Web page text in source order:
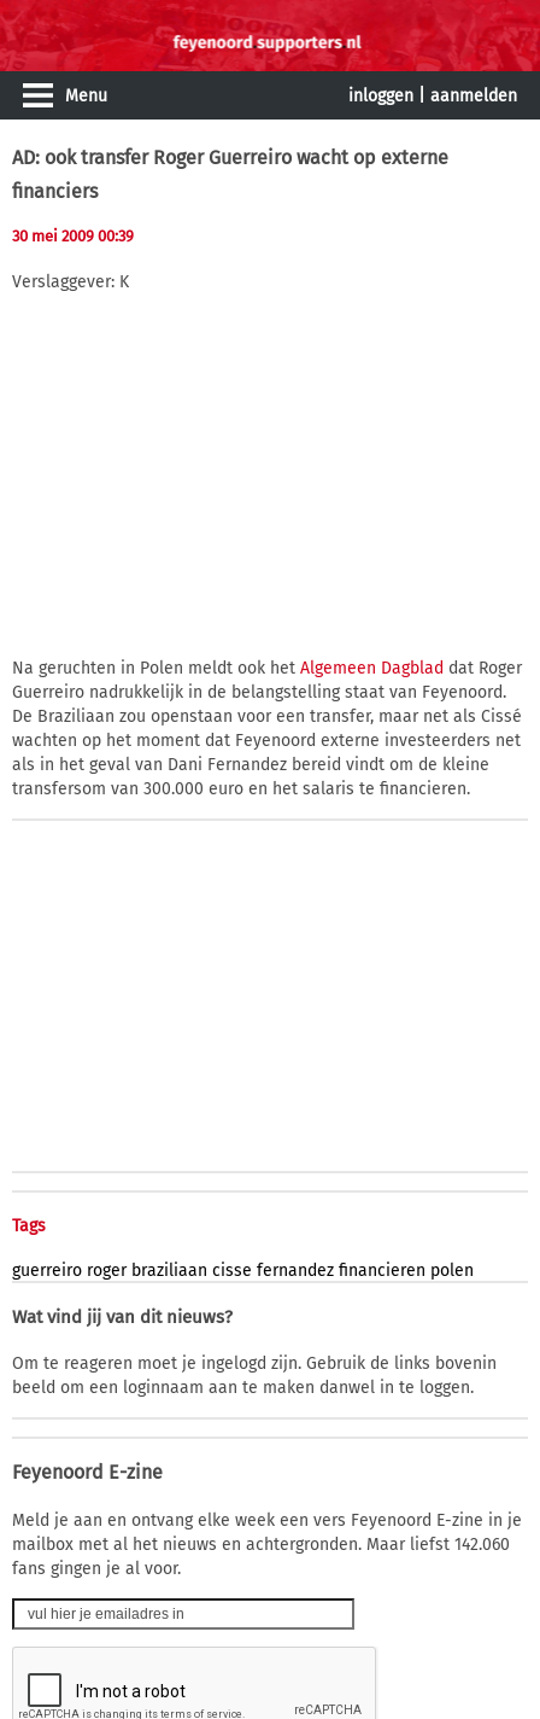
Menu inloggen aanmelden
AD: ook transfer Roger Guerreiro wacht op externe
financiers
30 mei 2009 00:39
Verslaggever: K
Na geruchten in Polen meldt ook het Algemeen Dagblad dat Roger
Guerreiro nadrukkelijk in de belangstelling staat van Feyenoord.
De Braziliaan zou openstaan voor een transfer, maar net als Cissé
wachten op het moment dat Feyenoord externe investeerders net
als in het geval van Dani Fernandez bereid vindt om de kleine
transfersom van 300.000 euro en het salaris te financieren.
Tags
guerreiro roger braziliaan cisse fernandez financieren polen
Wat vind jij van dit nieuws?
Om te reageren moet je ingelogd zijn. Gebruik de links bovenin
beeld om een loginnaam aan te maken danwel in te loggen.
Feyenoord E-zine
Meld je aan en ontvang elke week een vers Feyenoord E-zine in je
mailbox met al het nieuws en achtergronden. Maar liefst 142.060
fans gingen je al voor.